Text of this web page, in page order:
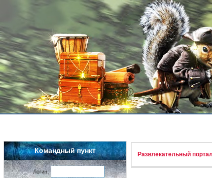
Командный пункт
Логин:
Развлекательный